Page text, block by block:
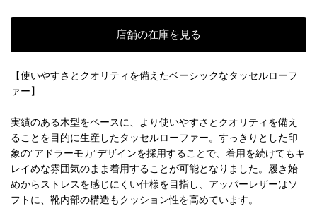
店舗の在庫を見る
【使いやすさとクオリティを備えたベーシックなタッセルローフ
ァー】
実績のある木型をベースに、より使いやすさとクオリティを備え
ることを目的に生産したタッセルローファー。すっきりとした印
象の”アドラーモカ”デザインを採用することで、着用を続けてもキ
レイめな雰囲気のまま着用することが可能となりました。履き始
めからストレスを感じにくい仕様を目指し、アッパーレザーはソ
フトに、靴内部の構造もクッション性を高めています。